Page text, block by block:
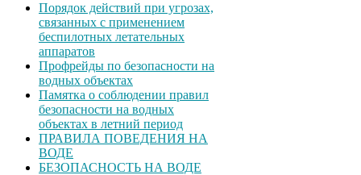
Порядок действий при угрозах,
связанных с применением
беспилотных летательных
аппаратов
Профрейды по безопасности на
водных объектах
Памятка о соблюдении правил
безопасности на водных
объектах в летний период
ПРАВИЛА ПОВЕДЕНИЯ НА
ВОДЕ
БЕЗОПАСНОСТЬ НА ВОДЕ